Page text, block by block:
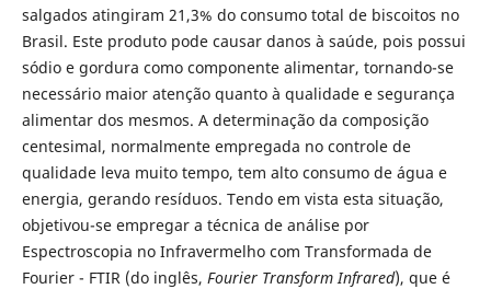
salgados atingiram 21,3% do consumo total de biscoitos no
Brasil. Este produto pode causar danos à saúde, pois possui
sódio e gordura como componente alimentar, tornando-se
necessário maior atenção quanto à qualidade e segurança
alimentar dos mesmos. A determinação da composição
centesimal, normalmente empregada no controle de
qualidade leva muito tempo, tem alto consumo de água e
energia, gerando resíduos. Tendo em vista esta situação,
objetivou-se empregar a técnica de análise por
Espectroscopia no Infravermelho com Transformada de
Fourier - FTIR (do inglês, Fourier Transform Infrared), que é